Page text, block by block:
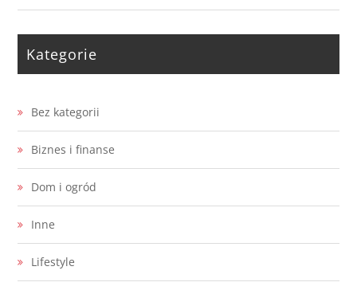
Kategorie
Bez kategorii
Biznes i finanse
Dom i ogród
Inne
Lifestyle